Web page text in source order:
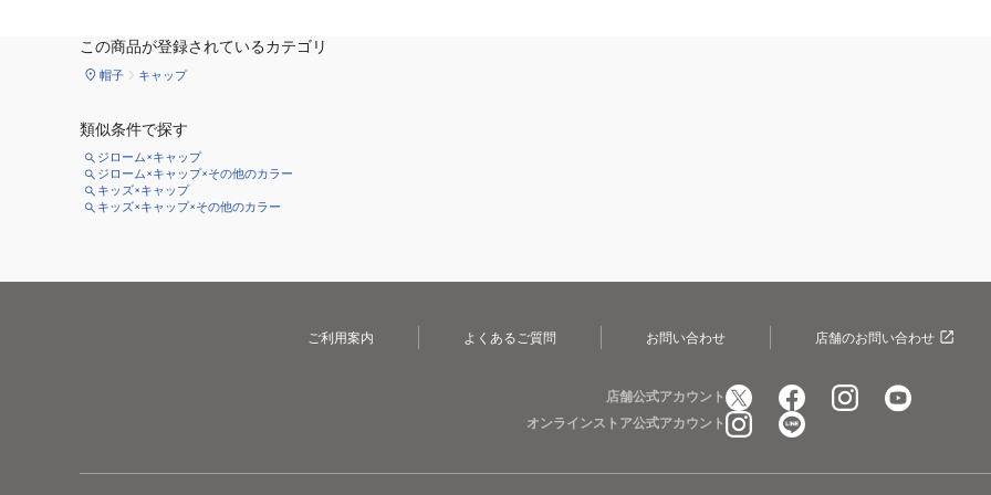
この商品が登録されているカテゴリ
帽子 キャップ
類似条件で探す
ジローム×キャップ
ジローム×キャップ×その他のカラー
キッズ×キャップ
キッズ×キャップ×その他のカラー
ご利用案内 よくあるご質問 お問い合わせ 店舗のお問い合わせ
店舗公式アカウント
オンラインストア公式アカウント